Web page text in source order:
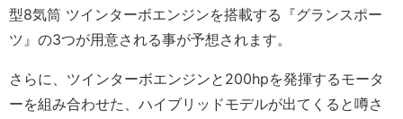
型8気筒 ツインターボエンジンを搭載する『グランスポー
ツ』の3つが用意される事が予想されます。
さらに、ツインターボエンジンと200hpを発揮するモータ
ーを組み合わせた、ハイブリッドモデルが出てくると噂さ